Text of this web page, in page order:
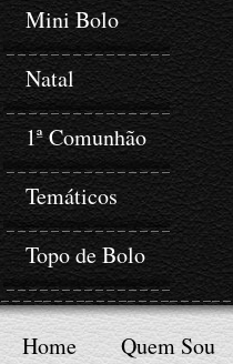
Mini Bolo
Natal
1ª Comunhão
Temáticos
Topo de Bolo
Home Quem Sou